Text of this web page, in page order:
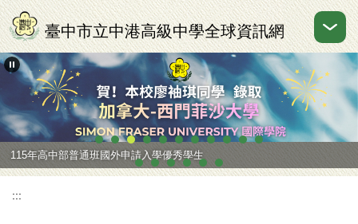
跳
到
主
要
區
臺中市立中港高級中學全球資訊網
115年高中部普通班國外申請入學優秀學生
:::